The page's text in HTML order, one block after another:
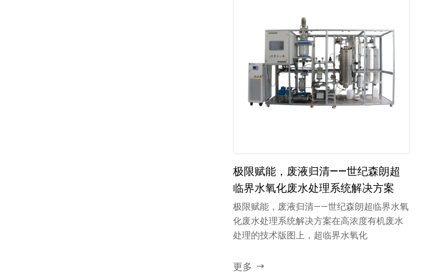
极限赋能，废液归清——世纪森朗超
临界水氧化废水处理系统解决方案
极限赋能，废液归清——世纪森朗超临界水氧
化废水处理系统解决方案在高浓度有机废水
处理的技术版图上，超临界水氧化
更多